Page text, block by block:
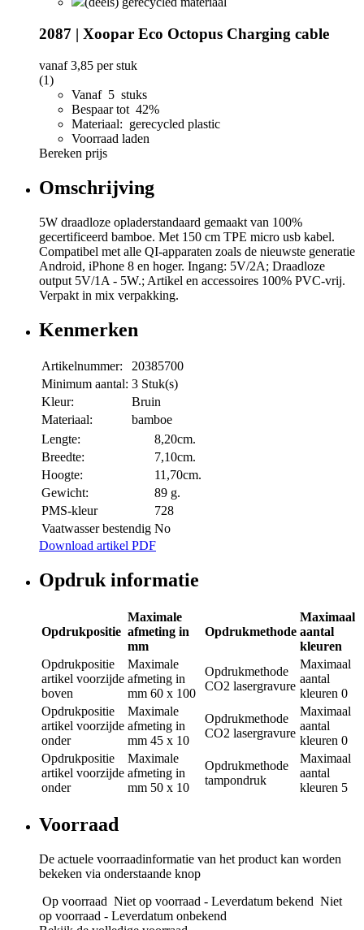
2087 | Xoopar Eco Octopus Charging cable
vanaf3,85 per stuk
(1)
Vanaf 5 stuks
Bespaar tot 42%
Materiaal: gerecycled plastic
Voorraad laden
Bereken prijs
Omschrijving
5W draadloze opladerstandaard gemaakt van 100%
gecertificeerd bamboe. Met 150 cm TPE micro usb kabel.
Compatibel met alle QI-apparaten zoals de nieuwste generatie
Android, iPhone 8 en hoger. Ingang: 5V/2A; Draadloze
output 5V/1A - 5W.; Artikel en accessoires 100% PVC-vrij.
Verpakt in mix verpakking.
Kenmerken
Artikelnummer:
20385700
Minimum aantal: 3 Stuk(s)
Kleur:
Bruin
Materiaal:
bamboe
Lengte:
8,20cm.
Breedte:
7,10cm.
Hoogte:
11,70cm.
Gewicht:
89 g.
PMS-kleur
728
Vaatwasser bestendig No
Download artikel PDF
Opdruk informatie
Opdrukpositie
Maximale
afmeting in
mm
Opdrukmethode
Maximaal
aantal
kleuren
Opdrukpositie
artikel voorzijde
boven
Maximale
afmeting in
mm 60 x 100
Opdrukmethode
CO2 lasergravure
Maximaal
aantal
kleuren 0
Opdrukpositie
artikel voorzijde
onder
Maximale
afmeting in
mm 45 x 10
Opdrukmethode
CO2 lasergravure
Maximaal
aantal
kleuren 0
Opdrukpositie
artikel voorzijde
onder
Maximale
afmeting in
mm 50 x 10
Opdrukmethode
tampondruk
Maximaal
aantal
kleuren 5
Voorraad
De actuele voorraadinformatie van het product kan worden
bekeken via onderstaande knop
Op voorraad Niet op voorraad - Leverdatum bekend Niet
op voorraad - Leverdatum onbekend